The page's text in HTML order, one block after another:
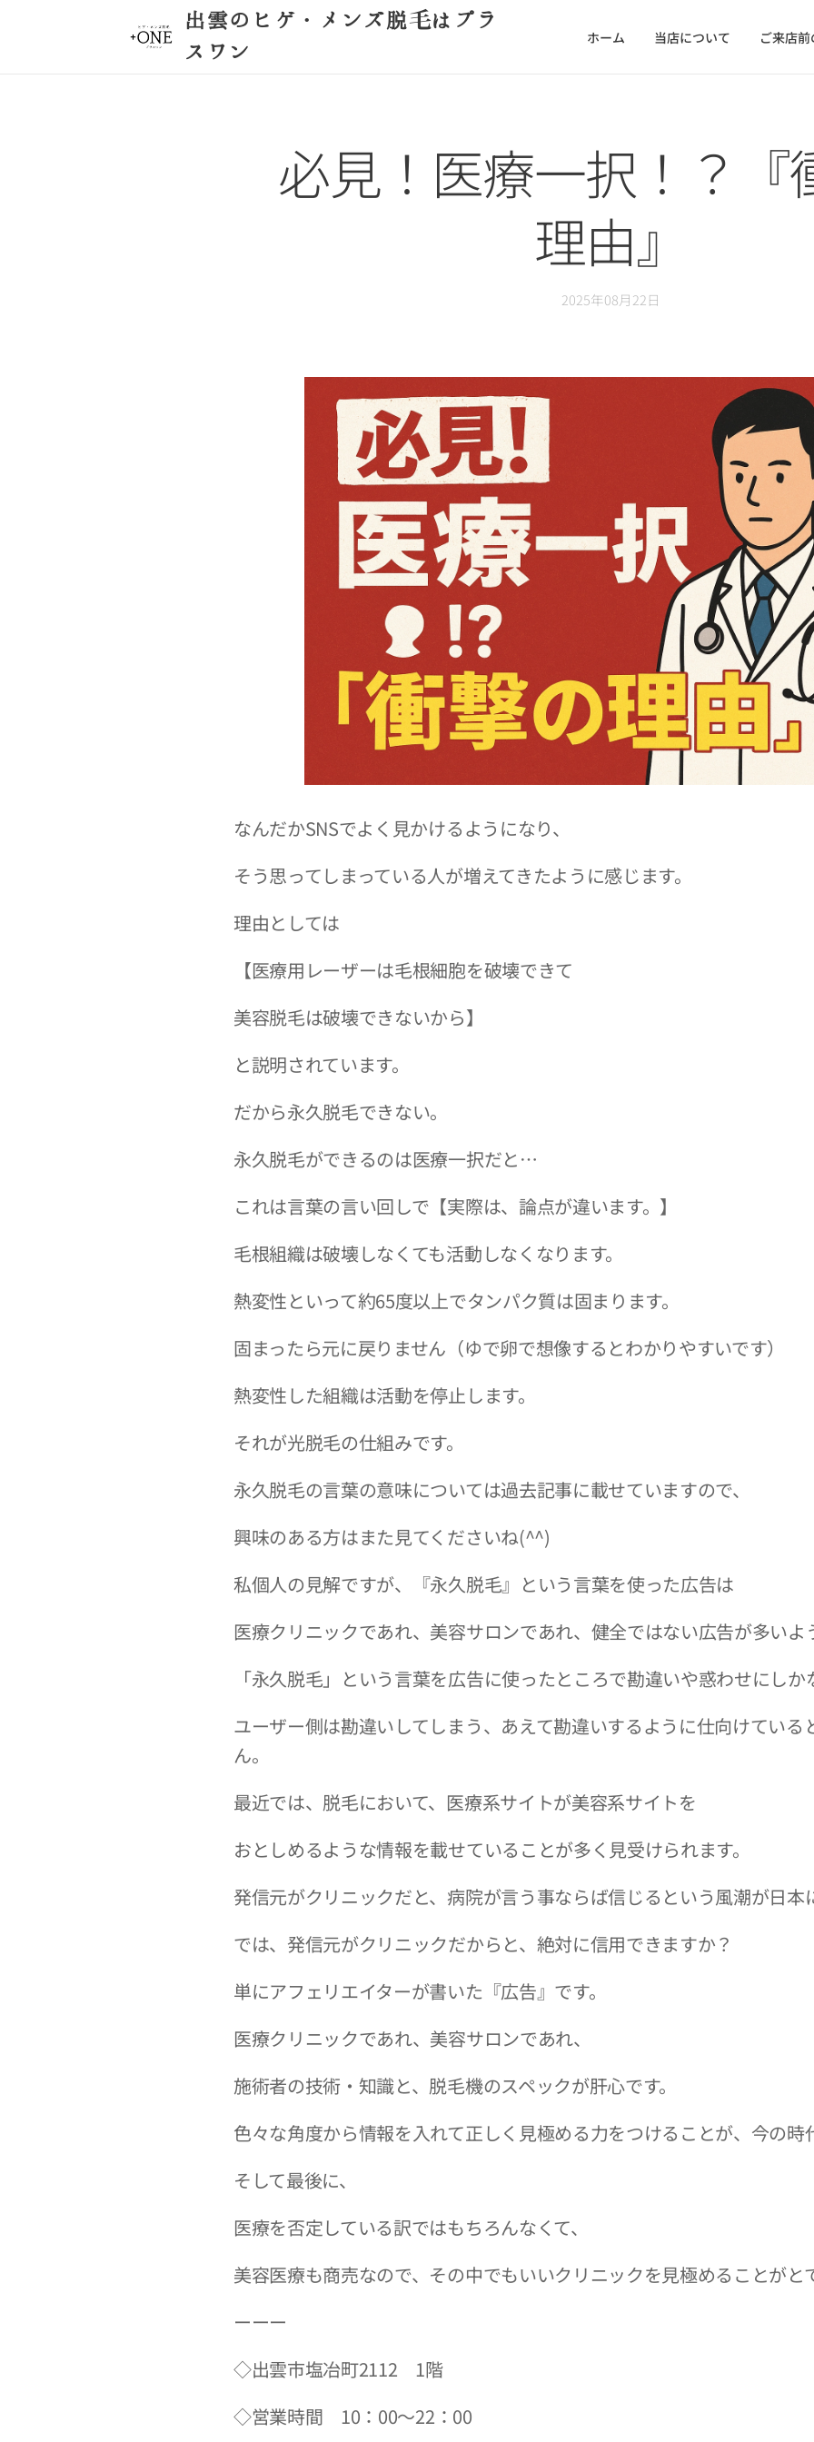
出雲のヒゲ・メンズ脱毛はプラ
スワン
ホーム 当店について ご来店
必見！医療一択！？『
理由』
2025年08月22日
なんだかSNSでよく見かけるようになり、
そう思ってしまっている人が増えてきたように感じます。
理由としては
【医療用レーザーは毛根細胞を破壊できて
美容脱毛は破壊できないから】
と説明されています。
だから永久脱毛できない。
永久脱毛ができるのは医療一択だと…
これは言葉の言い回しで【実際は、論点が違います。】
毛根組織は破壊しなくても活動しなくなります。
熱変性といって約65度以上でタンパク質は固まります。
固まったら元に戻りません（ゆで卵で想像するとわかりやすいです）
熱変性した組織は活動を停止します。
それが光脱毛の仕組みです。
永久脱毛の言葉の意味については過去記事に載せていますので、
興味のある方はまた見てくださいね(^^)
私個人の見解ですが、『永久脱毛』という言葉を使った広告は
医療クリニックであれ、美容サロンであれ、健全ではない広告が多いよ
「永久脱毛」という言葉を広告に使ったところで勘違いや惑わせにしか
ユーザー側は勘違いしてしまう、あえて勘違いするように仕向けている
ん。
最近では、脱毛において、医療系サイトが美容系サイトを
おとしめるような情報を載せていることが多く見受けられます。
発信元がクリニックだと、病院が言う事ならば信じるという風潮が日本
では、発信元がクリニックだからと、絶対に信用できますか？
単にアフェリエイターが書いた『広告』です。
医療クリニックであれ、美容サロンであれ、
施術者の技術・知識と、脱毛機のスペックが肝心です。
色々な角度から情報を入れて正しく見極める力をつけることが、今の時
そして最後に、
医療を否定している訳ではもちろんなくて、
美容医療も商売なので、その中でもいいクリニックを見極めることがと
ーーー
◇出雲市塩冶町2112 1階
◇営業時間 10：00～22：00